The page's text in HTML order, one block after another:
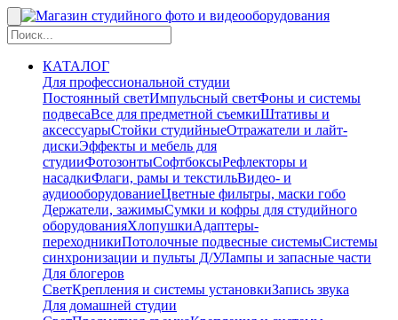
КАТАЛОГ
Для профессиональной студии
Постоянный светИмпульсный светФоны и системы
подвесаВсе для предметной съемкиШтативы и
аксессуарыСтойки студийныеОтражатели и лайт-
дискиЭффекты и мебель для
студииФотозонтыСофтбоксыРефлекторы и
насадкиФлаги, рамы и текстильВидео- и
аудиооборудованиеЦветные фильтры, маски гобо
Держатели, зажимыСумки и кофры для студийного
оборудованияХлопушкиАдаптеры-
переходникиПотолочные подвесные системыСистемы
синхронизации и пульты Д/УЛампы и запасные части
Для блогеров
СветКрепления и системы установкиЗапись звука
Для домашней студии